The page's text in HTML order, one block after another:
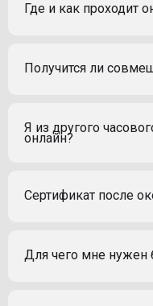
Где и как проходит
Получится ли
Я из другого
онлайн?
Сертификат после
Для чего мне нужен